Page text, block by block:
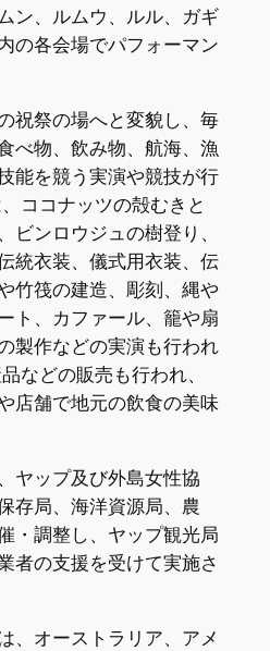
ン、ルムウ、ルル、ガギ
の各会場でパフォーマン
祝祭の場へと変貌し、毎
べ物、飲み物、航海、漁
能を競う実演や競技が行
ココナッツの殻むきと
ビンロウジュの樹登り、
統衣装、儀式用衣装、伝
竹筏の建造、彫刻、縄や
ト、カファール、籠や扇
製作などの実演も行われ
などの販売も行われ、
店舗で地元の飲食の美味
ヤップ及び外島女性協
存局、海洋資源局、農
・調整し、ヤップ観光局
者の支援を受けて実施さ
、オーストラリア、アメ